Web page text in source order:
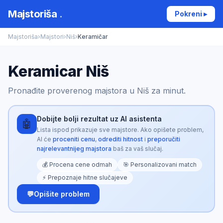
Majstoriša . Pokreni ▸
Majstoriša›Majstori›Niš›Keramičar
Keramicar Niš
Pronađite proverenog majstora u Niš za minut.
🤖 Dobijte bolji rezultat uz AI asistenta
Lista ispod prikazuje sve majstore. Ako opišete problem,
AI će proceniti cenu, odrediti hitnosti preporučiti
najrelevantnijeg majstora baš za vaš slučaj.
💰 Procena cene odmah
🎯 Personalizovani match
⚡ Prepoznaje hitne slučajeve
💬Opišite problem